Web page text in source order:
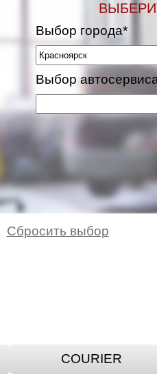
Выбор города*
Выбор
Сбросить выбор
COURIER